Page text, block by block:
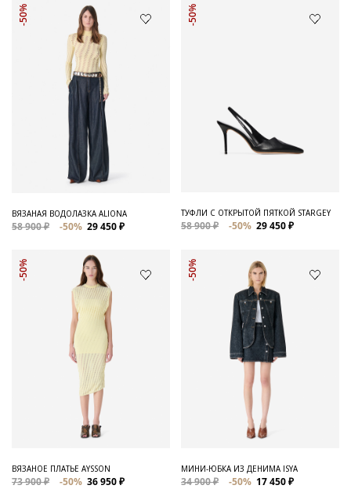
-50%
ВЯЗАНАЯ ВОДОЛАЗКА ALIONA
58 900 ₽ -50% 29 450 ₽
-50%
ТУФЛИ С ОТКРЫТОЙ ПЯТКОЙ STARGEY
58 900 ₽ -50% 29 450 ₽
-50%
ВЯЗАНОЕ ПЛАТЬЕ AYSSON
73 900 ₽ -50% 36 950 ₽
-50%
МИНИ-ЮБКА ИЗ ДЕНИМА ISYA
34 900 ₽ -50% 17 450 ₽